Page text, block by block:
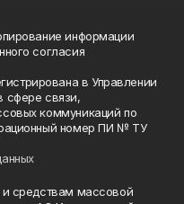
информации
согласия
в Управлении
сфере связи,
коммуникаций по
номер ПИ № ТУ
и средствам массовой